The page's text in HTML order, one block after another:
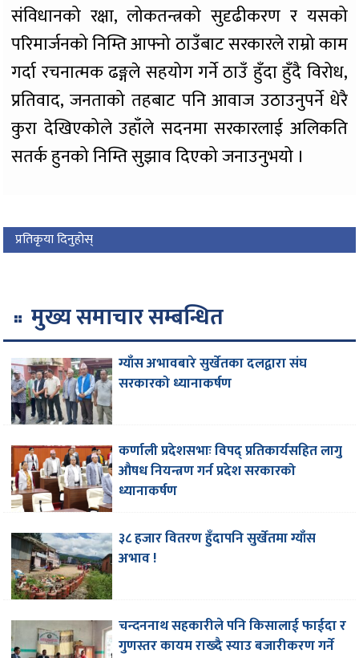
संविधानको रक्षा, लोकतन्त्रको सुदृढीकरण र यसको
परिमार्जनको निम्ति आफ्नो ठाउँबाट सरकारले राम्रो काम
गर्दा रचनात्मक ढङ्गले सहयोग गर्ने ठाउँ हुँदा हुँदै विरोध,
प्रतिवाद, जनताको तहबाट पनि आवाज उठाउनुपर्ने धेरै
कुरा देखिएकोले उहाँले सदनमा सरकारलाई अलिकति
सतर्क हुनको निम्ति सुझाव दिएको जनाउनुभयो ।
प्रतिकृया दिनुहोस्
मुख्य समाचार सम्बन्धित
ग्याँस अभावबारे सुर्खेतका दलद्वारा संघ
सरकारको ध्यानाकर्षण
कर्णाली प्रदेशसभाः विपद् प्रतिकार्यसहित लागु
औषध नियन्त्रण गर्न प्रदेश सरकारको
ध्यानाकर्षण
३८ हजार वितरण हुँदापनि सुर्खेतमा ग्याँस
अभाव !
चन्दननाथ सहकारीले पनि किसालाई फाईदा र
गुणस्तर कायम राख्दै स्याउ बजारीकरण गर्ने